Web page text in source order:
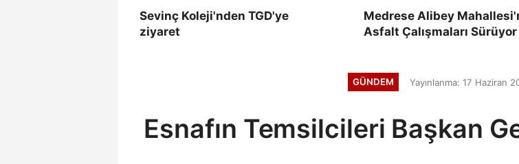
Sevinç Koleji'nden TGD'ye
ziyaret
Medrese Alibey
Asfalt Çalışmaları Sürüyor
GÜNDEM Yayınlanma: 17 Haziran
Esnafın Temsilcileri Başkan